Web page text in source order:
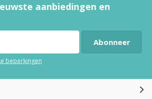
aanbiedingen en
Abonneer
beperkingen